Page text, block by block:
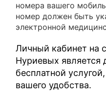
номера вашего
номер должен быть
электронной
Личный кабинет на
Нуриевых является
бесплатной
вашего удобства.